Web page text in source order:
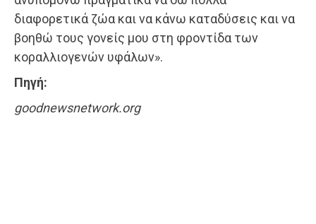
διαφορετικά ζώα και να κάνω καταδύσεις και να
βοηθώ τους γονείς μου στη φροντίδα των
κοραλλιογενών υφάλων».
Πηγή:
goodnewsnetwork.org